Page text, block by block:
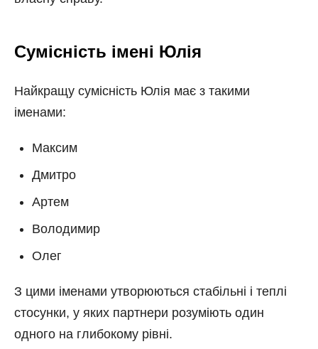
Сумісність імені Юлія
Найкращу сумісність Юлія має з такими
іменами:
Максим
Дмитро
Артем
Володимир
Олег
З цими іменами утворюються стабільні і теплі
стосунки, у яких партнери розуміють один
одного на глибокому рівні.